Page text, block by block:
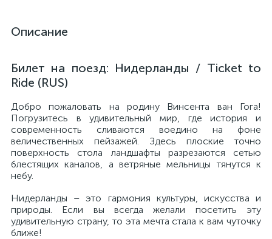
Описание
Билет на поезд: Нидерланды / Ticket to
Ride (RUS)
Добро пожаловать на родину Винсента ван Гога!
Погрузитесь в удивительный мир, где история и
современность сливаются воедино на фоне
величественных пейзажей. Здесь плоские точно
поверхность стола ландшафты разрезаются сетью
блестящих каналов, а ветряные мельницы тянутся к
небу.
Нидерланды – это гармония культуры, искусства и
природы. Если вы всегда желали посетить эту
удивительную страну, то эта мечта стала к вам чуточку
ближе!